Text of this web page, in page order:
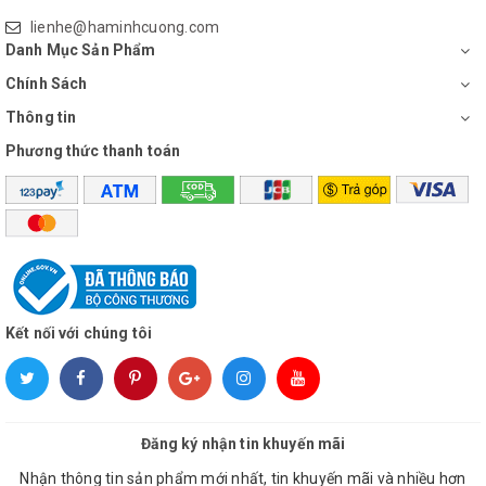
lienhe@haminhcuong.com
Danh Mục Sản Phẩm
Chính Sách
Thông tin
Phương thức thanh toán
Kết nối với chúng tôi
Đăng ký nhận tin khuyến mãi
Nhận thông tin sản phẩm mới nhất, tin khuyến mãi và nhiều hơn